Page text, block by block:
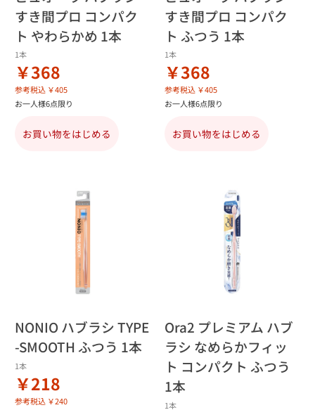
すき間プロ コンパク
ト やわらかめ 1本
1本
￥368
参考税込 ￥405
お一人様6点限り
お買い物をはじめる
すき間プロ コンパク
ト ふつう 1本
1本
￥368
参考税込 ￥405
お一人様6点限り
お買い物をはじめる
NONIO ハブラシ TYPE
-SMOOTH ふつう 1本
1本
￥218
参考税込 ￥240
Ora2 プレミアム ハブ
ラシ なめらかフィッ
ト コンパクト ふつう
1本
1本